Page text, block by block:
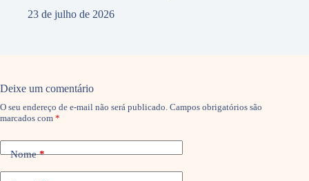
23 de julho de 2026
Deixe um comentário
O seu endereço de e-mail não será publicado. Campos obrigatórios são
marcados com *
Nome*